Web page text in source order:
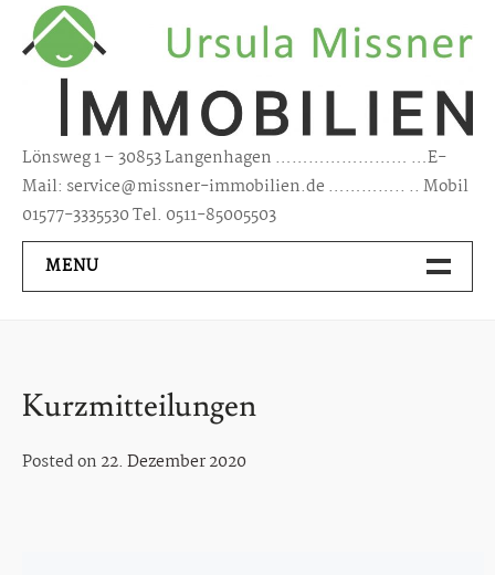
content
Lönsweg 1 – 30853 Langenhagen …………………… …E-
Mail: service@missner-immobilien.de ………….. .. Mobil
01577-3335530 Tel. 0511-85005503
MENU
Kurzmitteilungen
Posted on 22. Dezember 2020